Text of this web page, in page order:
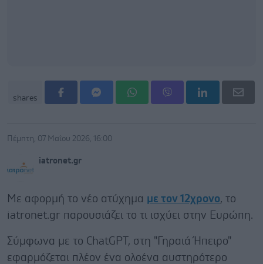
shares
Πέμπτη, 07 Μαΐου 2026, 16:00
iatronet.gr
Με αφορμή το νέο ατύχημα με τον 12χρονο, το
iatronet.gr παρουσιάζει το τι ισχύει στην Ευρώπη.
Σύμφωνα με το ChatGPT, στη "Γηραιά Ήπειρο"
εφαρμόζεται πλέον ένα ολοένα αυστηρότερο